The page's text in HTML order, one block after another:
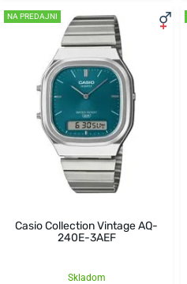
NA PREDAJNI
Casio Collection Vintage AQ-
240E-3AEF
Skladom